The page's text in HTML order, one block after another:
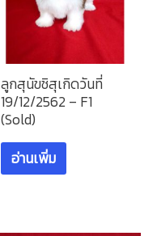
ลูกสุนัขชิสุเกิดวันที่
19/12/2562 – F1
(Sold)
อ่านเพิ่ม